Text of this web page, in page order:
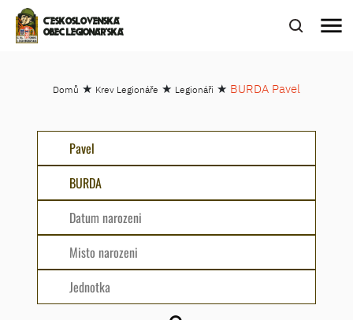
ČESKOSLOVENSKÁ
OBEC LEGIONÁŘSKÁ
menu
Domů ★ Krev Legionáře ★ Legionáři ★ BURDA Pavel